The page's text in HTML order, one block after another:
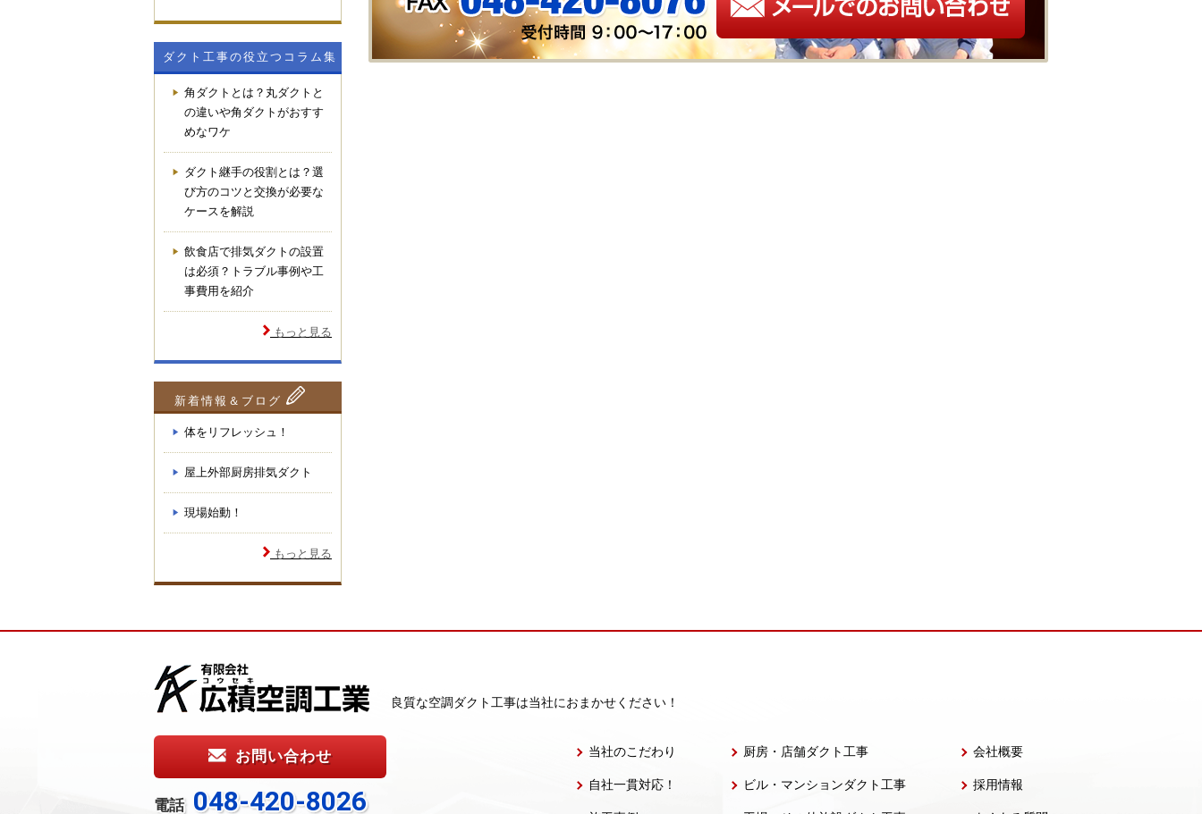
ダクト工事の役立つコラム集
角ダクトとは？丸ダクトと
の違いや角ダクトがおすす
めなワケ
ダクト継手の役割とは？選
び方のコツと交換が必要な
ケースを解説
飲食店で排気ダクトの設置
は必須？トラブル事例や工
事費用を紹介
もっと見る
新着情報＆ブログ
体をリフレッシュ！
屋上外部厨房排気ダクト
現場始動！
もっと見る
良質な空調ダクト工事は当社におまかせください！
お問い合わせ
電話 048-420-8026
当社のこだわり
自社一貫対応！
厨房・店舗ダクト工事
ビル・マンションダクト工事
会社概要
採用情報